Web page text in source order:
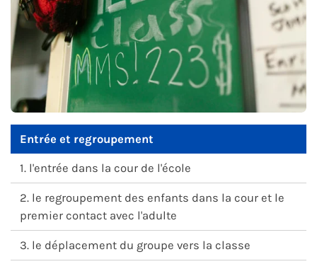
Entrée et regroupement
1. l'entrée dans la cour de l'école
2. le regroupement des enfants dans la cour et le
premier contact avec l'adulte
3. le déplacement du groupe vers la classe